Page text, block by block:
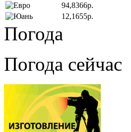
94,8366р.
12,1655р.
Погода
Погода сейчас